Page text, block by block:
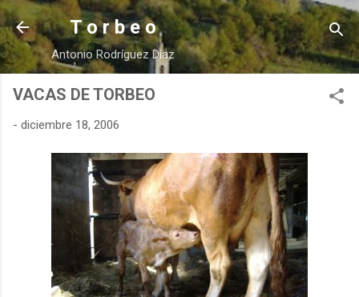
Ir al contenido principal
T o r b e o
Antonio Rodríguez Díaz
VACAS DE TORBEO
- diciembre 18, 2006